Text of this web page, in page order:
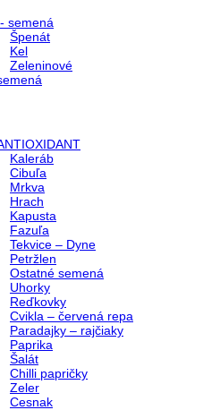
semená
Špenát
Kel
Zeleninové
Kaleráb
Cibuľa
Mrkva
Hrach
Kapusta
Fazuľa
Tekvice – Dyne
Petržlen
Ostatné semená
Uhorky
Reďkovky
Cvikla – červená repa
Paradajky – rajčiaky
Paprika
Šalát
Chilli papričky
Zeler
Cesnak